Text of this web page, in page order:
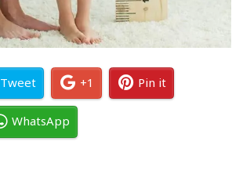
Tweet +1 Pin it
WhatsApp